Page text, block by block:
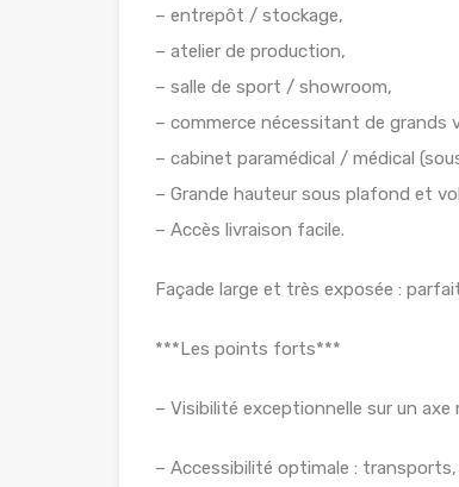
– entrepôt / stockage,
– atelier de production,
– salle de sport / showroom,
– commerce nécessitant de grands
– cabinet paramédical / médical
– Grande hauteur sous plafond et
– Accès livraison facile.
Façade large et très exposée :
***Les points forts***
– Visibilité exceptionnelle sur un axe
– Accessibilité optimale :